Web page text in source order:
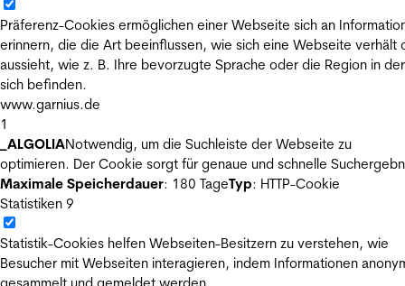
Präferenz-Cookies ermöglichen einer Webseite sich an
erinnern, die die Art beeinflussen, wie sich eine Webseite verhält
aussieht, wie z. B. Ihre bevorzugte Sprache oder die Region in
sich befinden.
www.garnius.de
1
_ALGOLIANotwendig, um die Suchleiste der Webseite zu
optimieren. Der Cookie sorgt für genaue und schnelle
Maximale Speicherdauer: 180 TageTyp: HTTP-Cookie
Statistiken 9
Statistik-Cookies helfen Webseiten-Besitzern zu verstehen, wie
Besucher mit Webseiten interagieren, indem Informationen